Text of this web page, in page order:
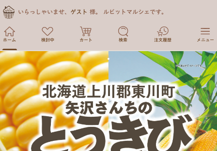
いらっしゃいませ、 ゲスト 様。 ルビットマルシェです。
ホーム 検討中 カート 検索 注文履歴 メニュー